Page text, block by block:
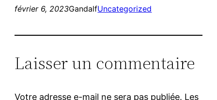
février 6, 2023GandalfUncategorized
Laisser un commentaire
Votre adresse e-mail ne sera pas publiée. Les